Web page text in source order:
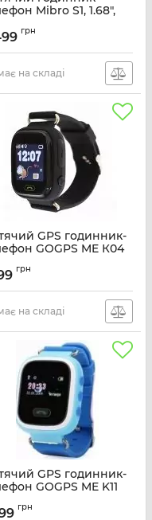
Mibro S1, 1.68",
2АТM,
грн
на складі
GPS годинник-
GOGPS ME К04
грн
на складі
GPS годинник-
GOGPS ME K11
грн